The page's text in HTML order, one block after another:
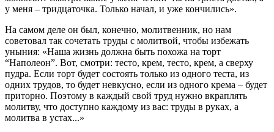
у меня – тридцаточка. Только начал, и уже кончились».
На самом деле он был, конечно, молитвенник, но нам
советовал так сочетать труды с молитвой, чтобы избежать
уныния: «Наша жизнь должна быть похожа на торт
“Наполеон”. Вот, смотри: тесто, крем, тесто, крем, а сверху
пудра. Если торт будет состоять только из одного теста, из
одних трудов, то будет невкусно, если из одного крема – будет
приторно. Поэтому в каждый свой труд нужно вкраплять
молитву, что доступно каждому из вас: труды в руках, а
молитва в устах...»